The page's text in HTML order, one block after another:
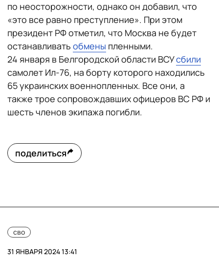
по неосторожности, однако он добавил, что
«это все равно преступление». При этом
президент РФ отметил, что Москва не будет
останавливать обмены пленными.
24 января в Белгородской области ВСУсбили
самолет Ил-76, на борту которого находились
65 украинских военнопленных. Все они, а
также трое сопровождавших офицеров ВС РФ и
шесть членов экипажа погибли.
поделиться
сво
31 ЯНВАРЯ 2024 13:41